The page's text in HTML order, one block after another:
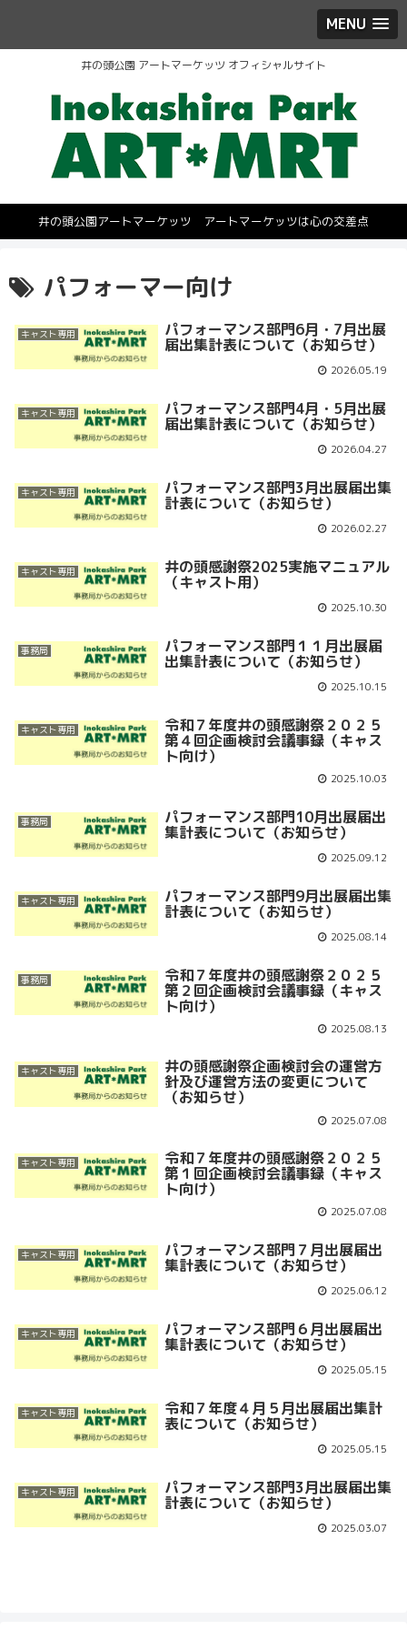
MENU
井の頭公園 アートマーケッツ オフィシャルサイト
井の頭公園アートマーケッツ アートマーケッツは心の交差点
パフォーマー向け
キャスト専用 パフォーマンス部門6月・7月出展
届出集計表について（お知らせ）
2026.05.19
キャスト専用 パフォーマンス部門4月・5月出展
届出集計表について（お知らせ）
2026.04.27
キャスト専用 パフォーマンス部門3月出展届出集
計表について（お知らせ）
2026.02.27
キャスト専用 井の頭感謝祭2025実施マニュアル
（キャスト用）
2025.10.30
事務局 パフォーマンス部門１１月出展届
出集計表について（お知らせ）
2025.10.15
キャスト専用 令和７年度井の頭感謝祭２０２５
第４回企画検討会議事録（キャス
ト向け）
2025.10.03
事務局 パフォーマンス部門10月出展届出
集計表について（お知らせ）
2025.09.12
キャスト専用 パフォーマンス部門9月出展届出集
計表について（お知らせ）
2025.08.14
事務局 令和７年度井の頭感謝祭２０２５
第２回企画検討会議事録（キャス
ト向け）
2025.08.13
キャスト専用 井の頭感謝祭企画検討会の運営方
針及び運営方法の変更について
（お知らせ）
2025.07.08
キャスト専用 令和７年度井の頭感謝祭２０２５
第１回企画検討会議事録（キャス
ト向け）
2025.07.08
キャスト専用 パフォーマンス部門７月出展届出
集計表について（お知らせ）
2025.06.12
キャスト専用 パフォーマンス部門６月出展届出
集計表について（お知らせ）
2025.05.15
キャスト専用 令和７年度４月５月出展届出集計
表について（お知らせ）
2025.05.15
キャスト専用 パフォーマンス部門3月出展届出集
計表について（お知らせ）
2025.03.07